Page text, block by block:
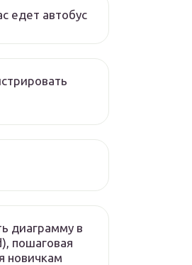
едет автобус
диаграмму в
пошаговая
новичкам